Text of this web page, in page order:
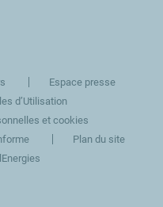
Espace presse
d’Utilisation
et cookies
Plan du site